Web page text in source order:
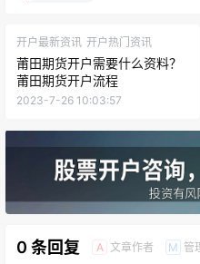
开户最新资讯 开户热门资讯
莆田期货开户需要什么资料？
莆田期货开户流程
2023-7-26 10:03:57
0 条回复 A 文章作者 M 管